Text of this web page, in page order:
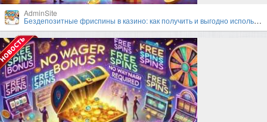
AdminSite
Бездепозитные фриспины в казино: как получить и выгодно использовать?